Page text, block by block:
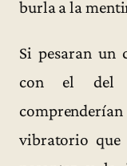
burla a la
Si pesaran un
con el del
vibratorio